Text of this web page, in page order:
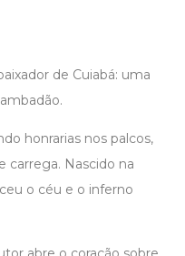
de Cuiabá: uma
honrarias nos palcos,
carrega. Nascido na
o céu e o inferno